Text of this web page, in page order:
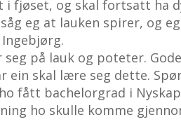
fjøset, og skal fortsatt ha
eg at lauken spirer, og
på lauk og poteter.
ein skal lære seg dette.
fått bachelorgrad i
ho skulle komme